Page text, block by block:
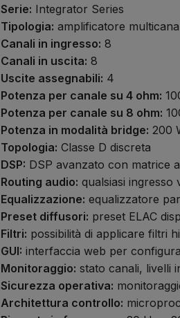
Serie: Integrator Series
Tipologia: amplificatore
Canali in ingresso: 8
Canali in uscita: 8
Uscite assegnabili: 4
Potenza per canale su 4 ohm:
Potenza per canale su 8 ohm:
Potenza in modalità bridge: 200
Topologia: Classe D discreta
DSP: DSP avanzato con matrice
Routing audio: qualsiasi ingresso
Equalizzazione: equalizzatore
Preset diffusori: preset ELAC
Filtri: possibilità di applicare filtri
GUI: interfaccia web per
Monitoraggio: stato canali, livelli
Sicurezza operativa:
Architettura controllo: